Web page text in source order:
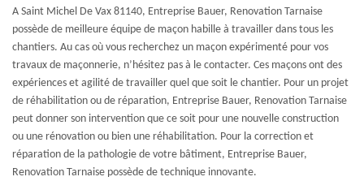
A Saint Michel De Vax 81140, Entreprise Bauer, Renovation Tarnaise
possède de meilleure équipe de maçon habille à travailler dans tous les
chantiers. Au cas où vous recherchez un maçon expérimenté pour vos
travaux de maçonnerie, n’hésitez pas à le contacter. Ces maçons ont des
expériences et agilité de travailler quel que soit le chantier. Pour un projet
de réhabilitation ou de réparation, Entreprise Bauer, Renovation Tarnaise
peut donner son intervention que ce soit pour une nouvelle construction
ou une rénovation ou bien une réhabilitation. Pour la correction et
réparation de la pathologie de votre bâtiment, Entreprise Bauer,
Renovation Tarnaise possède de technique innovante.